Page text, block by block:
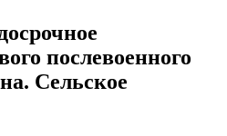
послевоенного
Сельское